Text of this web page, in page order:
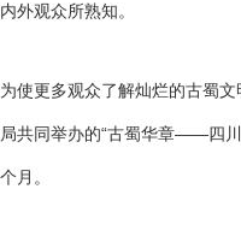
内外观众所熟知。
为使更多观众了解灿烂的古蜀
局共同举办的“古蜀华章——四
个月。